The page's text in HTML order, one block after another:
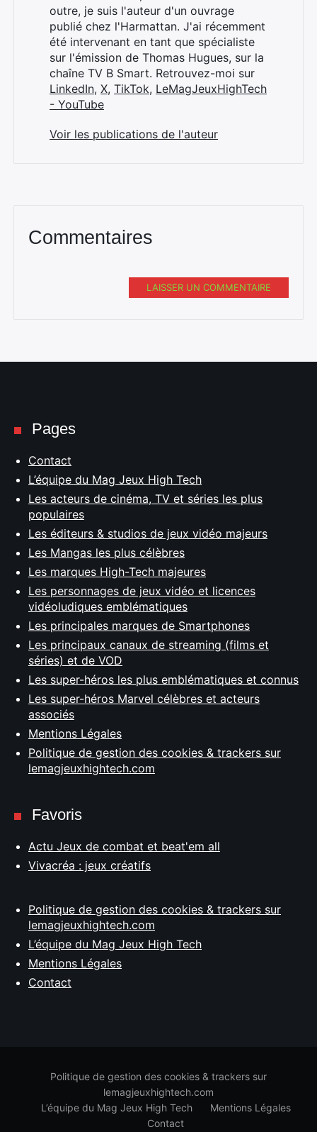
outre, je suis l'auteur d'un ouvrage
publié chez l'Harmattan. J'ai récemment
été intervenant en tant que spécialiste
sur l'émission de Thomas Hugues, sur la
chaîne TV B Smart. Retrouvez-moi sur
LinkedIn, X, TikTok, LeMagJeuxHighTech
- YouTube
Voir les publications de l'auteur
Commentaires
LAISSER UN COMMENTAIRE
Pages
Contact
L’équipe du Mag Jeux High Tech
Les acteurs de cinéma, TV et séries les plus
populaires
Les éditeurs & studios de jeux vidéo majeurs
Les Mangas les plus célèbres
Les marques High-Tech majeures
Les personnages de jeux vidéo et licences
vidéoludiques emblématiques
Les principales marques de Smartphones
Les principaux canaux de streaming (films et
séries) et de VOD
Les super-héros les plus emblématiques et connus
Les super-héros Marvel célèbres et acteurs
associés
Mentions Légales
Politique de gestion des cookies & trackers sur
lemagjeuxhightech.com
Favoris
Actu Jeux de combat et beat'em all
Vivacréa : jeux créatifs
Politique de gestion des cookies & trackers sur
lemagjeuxhightech.com
L’équipe du Mag Jeux High Tech
Mentions Légales
Contact
Politique de gestion des cookies & trackers sur
lemagjeuxhightech.com
L’équipe du Mag Jeux High Tech
Mentions Légales
Contact